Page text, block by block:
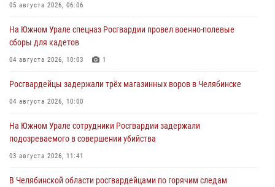
05 августа 2026, 06:06
На Южном Урале спецназ Росгвардии провел военно-полевые
сборы для кадетов
04 августа 2026, 10:03 1
Росгвардейцы задержали трёх магазинных воров в Челябинске
04 августа 2026, 10:00
На Южном Урале сотрудники Росгвардии задержали
подозреваемого в совершении убийства
03 августа 2026, 11:41
В Челябинской области росгвардейцами по горячим следам